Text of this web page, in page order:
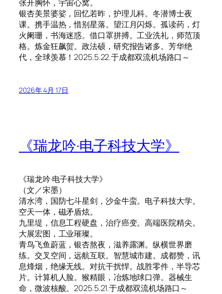
张开胸怀，宇宙心窝。
银杏美景婆娑，回忆若昨，护理儿科。冬潜博士夜
课。携手温热，惜别星落。望江月闪烁。孤读药，灯
火阑珊，书海迷惑。借口罩拼搏。工业洗礼，师范顶
格。炼金狂飙贺。政法硕，研究报告诸多。芳华绝
代，全球羡慕！2025.5.22.于成都双流机场路口～
2026年 4月 17日
《瑞龙吟·电子科技大学》
《瑞龙吟·电子科技大学》
（文／宋墨）
清水湾，国防七斗星剑，沙金牛蛮。电子科技大学。
空天一体，磁矛盾炫。
九里堤，信息工程硬盘，治疗癌变。高端医院精尖。
大展宏图，工业璀璨。
青鸟飞鱼蔚蓝，银杏熬夜，滋养露渊。纵横世界磨
练。交叉空间，远航互联。智慧城市建。成都赞，讯
息烽烟，绝缘无线。对抗干扰悍。战胜零件，半导芯
片。计算机人脸。猴精眼，冶炼地球口弹。器械生
命，微波核酸。2025.5.21.于成都双流机场路口～